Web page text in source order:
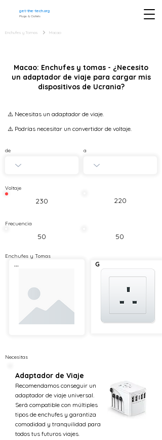
get-the-tech.org
Plugs & Outlets
Enchufes y Tomas Macao
Macao: Enchufes y tomas - ¿Necesito
un adaptador de viaje para cargar mis
dispositivos de Ucrania?
⚠️ Necesitas un adaptador de viaje.
⚠️ Podrías necesitar un convertidor de voltaje.
de a
Voltaje
230 220
Frecuencia
50 50
Enchufes y Tomas
... G
Necesitas
Adaptador de Viaje
Recomendamos conseguir un
adaptador de viaje universal.
Será compatible con múltiples
tipos de enchufes y garantiza
comodidad y tranquilidad para
todos tus futuros viajes.